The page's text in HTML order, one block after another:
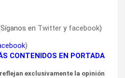
en Twitter y facebook)
)
CONTENIDOS EN PORTADA
exclusivamente la opinión